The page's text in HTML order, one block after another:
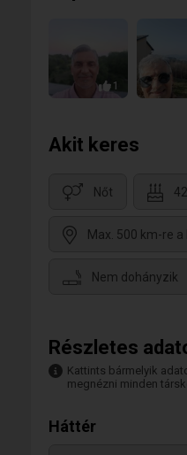
1
Akit keres
Nőt
Max. 500 km-re
Nem dohányzik
Részletes
Kattints bármelyik
megnézni minden
Háttér